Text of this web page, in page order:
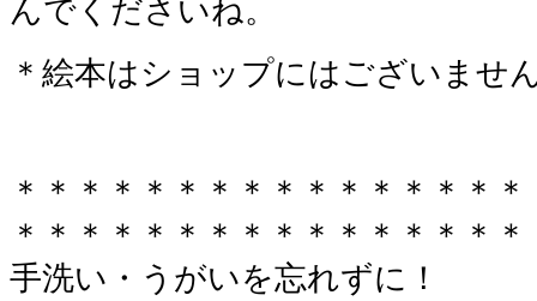
んでくださいね。
＊絵本はショップにはございませ
＊＊＊＊＊＊＊＊＊＊＊＊＊＊＊
＊＊＊＊＊＊＊＊＊＊＊＊＊＊＊＊
手洗い・うがいを忘れずに！